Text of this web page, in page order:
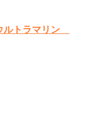
トラマリン